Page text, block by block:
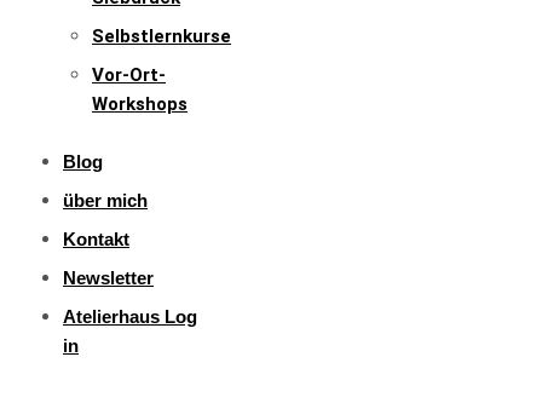
Selbstlernkurse
Vor-Ort-
Workshops
Blog
über mich
Kontakt
Newsletter
Atelierhaus Log
in